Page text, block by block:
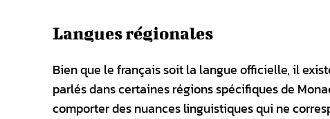
Langues régionales
Bien que le français soit la langue officielle, il
parlés dans certaines régions spécifiques de
comporter des nuances linguistiques qui ne